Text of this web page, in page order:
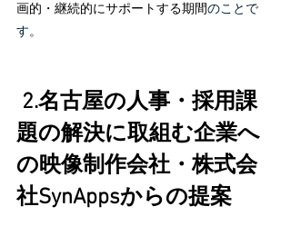
画的・継続的にサポートする期間のことで
す。
2.名古屋の人事・採用課
題の解決に取組む企業へ
の映像制作会社・株式会
社SynAppsからの提案